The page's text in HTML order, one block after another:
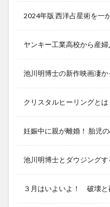
2024年版 西洋占星術を一
ヤンキー工業高校から産婦
池川明博士の新作映画凄か
クリスタルヒーリングとは
妊娠中に親が離婚！ 胎児
池川明博士とダウジングす
３月はいよいよ！ 破壊と